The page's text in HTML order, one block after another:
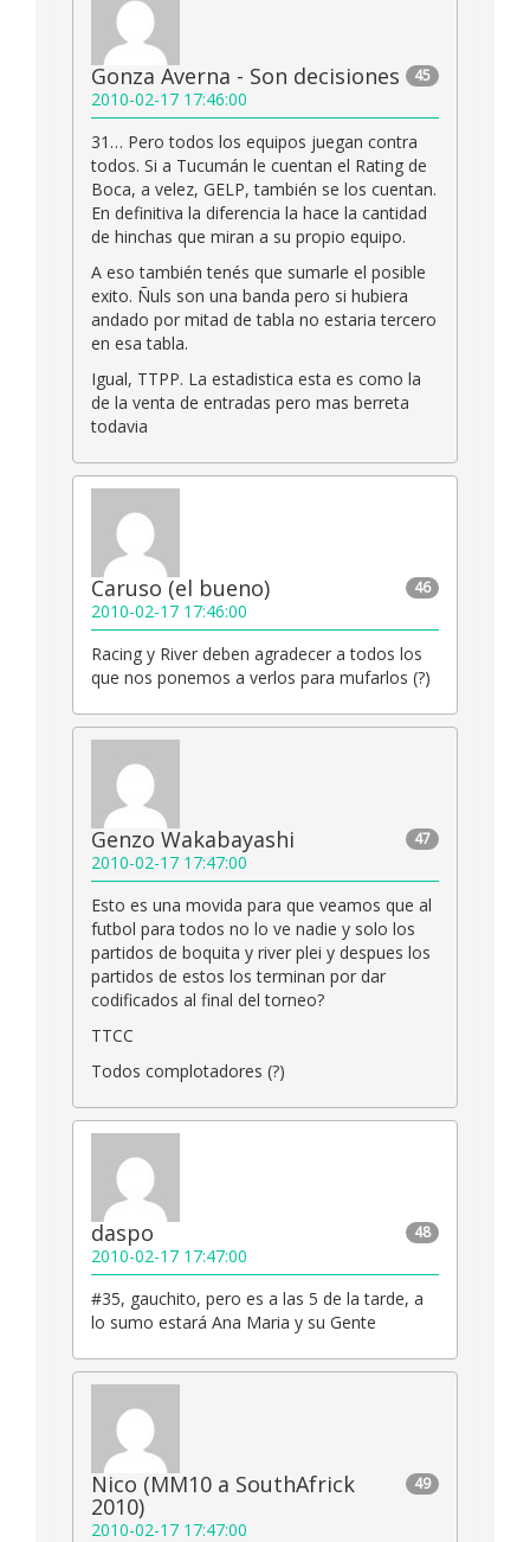
45
Gonza Averna - Son decisiones
2010-02-17 17:46:00
31… Pero todos los equipos juegan contra
todos. Si a Tucumán le cuentan el Rating de
Boca, a velez, GELP, también se los cuentan.
En definitiva la diferencia la hace la cantidad
de hinchas que miran a su propio equipo.
A eso también tenés que sumarle el posible
exito. Ñuls son una banda pero si hubiera
andado por mitad de tabla no estaria tercero
en esa tabla.
Igual, TTPP. La estadistica esta es como la
de la venta de entradas pero mas berreta
todavia
46
Caruso (el bueno)
2010-02-17 17:46:00
Racing y River deben agradecer a todos los
que nos ponemos a verlos para mufarlos (?)
47
Genzo Wakabayashi
2010-02-17 17:47:00
Esto es una movida para que veamos que al
futbol para todos no lo ve nadie y solo los
partidos de boquita y river plei y despues los
partidos de estos los terminan por dar
codificados al final del torneo?
TTCC
Todos complotadores (?)
48
daspo
2010-02-17 17:47:00
#35, gauchito, pero es a las 5 de la tarde, a
lo sumo estará Ana Maria y su Gente
49
Nico (MM10 a SouthAfrick
2010)
2010-02-17 17:47:00